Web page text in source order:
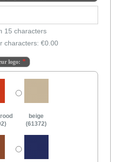
15 characters
characters: €0.00
logo:
beige
(61372)